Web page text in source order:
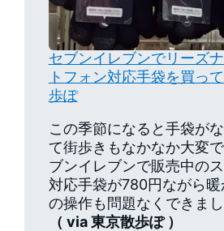
セブンイレブンでリーズ
トフォン対応手袋を買っ
歩ぽ
この季節になると手袋が
て街歩きもなかなか大変
ブンイレブンで販売中の
対応手袋が780円ながら
の操作も問題なくできま
（ via 東京散歩ぽ ）